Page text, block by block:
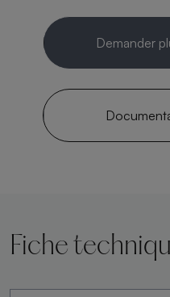
Demander
Fiche